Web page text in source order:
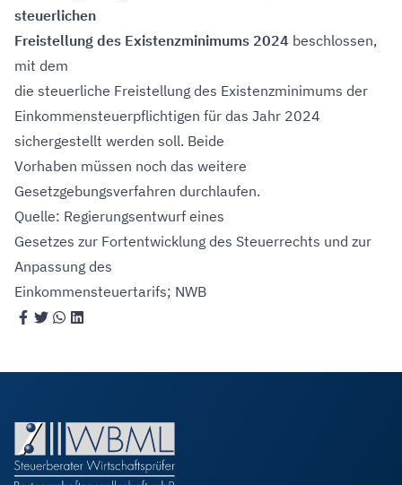
steuerlichen
Freistellung des Existenzminimums 2024 beschlossen,
mit dem
die steuerliche Freistellung des Existenzminimums der
Einkommensteuerpflichtigen für das Jahr 2024
sichergestellt werden soll. Beide
Vorhaben müssen noch das weitere
Gesetzgebungsverfahren durchlaufen.
Quelle: Regierungsentwurf eines
Gesetzes zur Fortentwicklung des Steuerrechts und zur
Anpassung des
Einkommensteuertarifs; NWB